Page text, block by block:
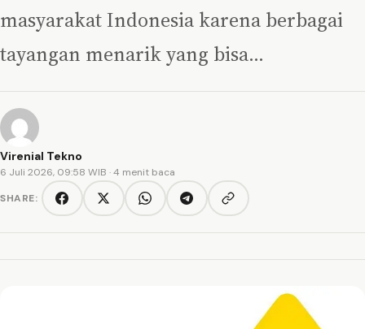
masyarakat Indonesia karena berbagai
tayangan menarik yang bisa…
Virenial Tekno
6 Juli 2026, 09:58 WIB · 4 menit baca
SHARE:
FacebookTwitter/XWhatsAppTelegramCopy link